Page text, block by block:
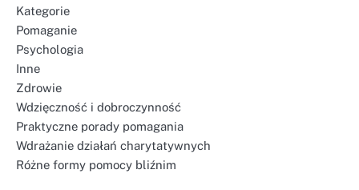
Kategorie
Pomaganie
Psychologia
Inne
Zdrowie
Wdzięczność i dobroczynność
Praktyczne porady pomagania
Wdrażanie działań charytatywnych
Różne formy pomocy bliźnim